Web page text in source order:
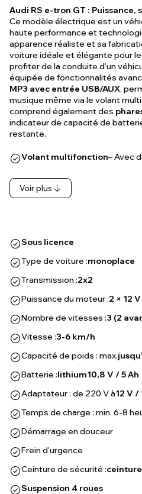
Audi RS e-tron GT :
Ce modèle électrique est un
haute performance et
apparence réaliste et sa
voiture idéale et élégante pour
profiter de la conduite d'un
équipée de fonctionnalités
MP3 avec entrée USB/AUX,
musique même via le volant
comprend également des
indicateur de capacité de
restante.
Volant multifonction– Avec
Voir plus
Sous licence
Type de voiture :monoplace
Transmission :2x2
Puissance du moteur :2 × 12
Nombre de vitesses :3 (2
Vitesse :3-6 km/h
Capacité de poids : max.
Batterie :lithium10,8 V / 5 Ah
Adaptateur : de 220 V à12 V /
Temps de charge : min. 6-8
Démarrage en douceur
Frein d'urgence
Ceinture de sécurité :
Suspension 4 roues